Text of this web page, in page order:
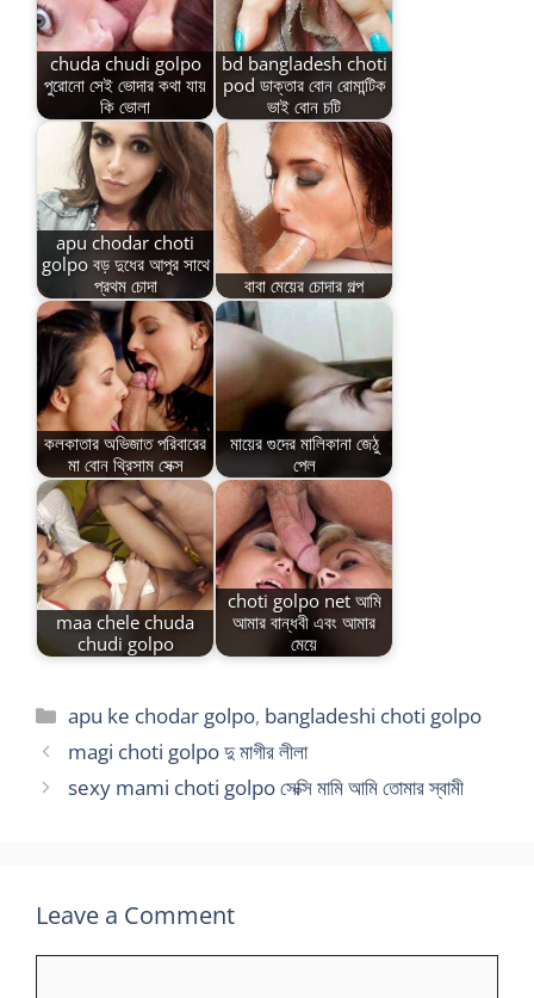
chuda chudi golpo
পুরোনো সেই ভোদার কথা যায়
কি ভোলা
bd bangladesh choti
pod ডাক্তার বোন রোমান্টিক
ভাই বোন চটি
apu chodar choti
golpo বড় দুধের আপুর সাথে
প্রথম চোদা
বাবা মেয়ের চোদার গল্প
কলকাতার অভিজাত পরিবারের
মা বোন থ্রিসাম সেক্স
মায়ের গুদের মালিকানা জেঠু
পেল
maa chele chuda
chudi golpo
choti golpo net আমি
আমার বান্ধবী এবং আমার
মেয়ে
Categories
apu ke chodar golpo, bangladeshi choti golpo
magi choti golpo দু মাগীর লীলা
sexy mami choti golpo সেক্সি মামি আমি তোমার স্বামী
Leave a Comment